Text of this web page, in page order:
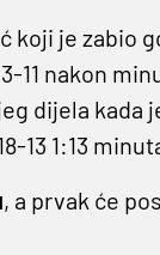
je zabio
11 nakon
dijela kada
13 1:13
, a prvak će